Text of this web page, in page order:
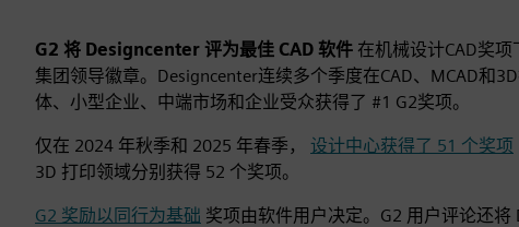
G2 将 Designcenter 评为最佳 CAD 软件 在机械设计CAD奖项
集团领导徽章。Designcenter连续多个季度在CAD、MCAD和
体、小型企业、中端市场和企业受众获得了 #1 G2奖项。
仅在 2024 年秋季和 2025 年春季， 设计中心获得了 51 个奖项
3D 打印领域分别获得 52 个奖项。
G2 奖励以同行为基础 奖项由软件用户决定。G2 用户评论还将